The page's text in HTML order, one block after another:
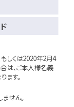
しくは2020年2月4
は、ご本人様名義
ます。
せん。